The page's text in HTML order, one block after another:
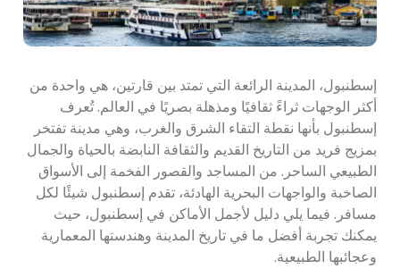
إسطنبول، المدينة الرائعة التي تمتد بين قارتين، هي واحدة من
أكثر الوجهات ثراءً ثقافيًا ومذهلة بصريًا في العالم. تُعرف
إسطنبول بأنها نقطة التقاء الشرق والغرب، وهي مدينة تفتخر
بمزيج فريد من التاريخ القديم والثقافة النابضة بالحياة والجمال
الطبيعي الساحر. من المساجد والقصور الفخمة إلى الأسواق
الصاخبة والواجهات البحرية الهادئة، تقدم إسطنبول شيئًا لكل
مسافر. فيما يلي دليل لأجمل الأماكن في إسطنبول، حيث
يمكنك تجربة أفضل ما في تاريخ المدينة وهندستها المعمارية
وعجائبها الطبيعية.